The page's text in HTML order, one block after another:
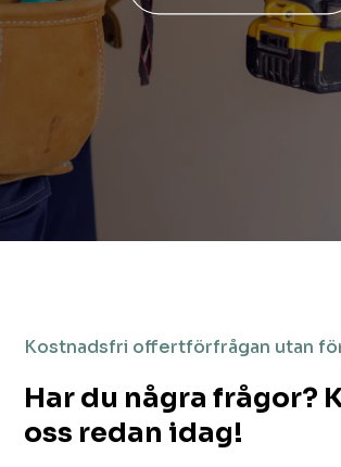
Kostnadsfri offertförfrågan utan
Har du några frågor?
oss redan idag!